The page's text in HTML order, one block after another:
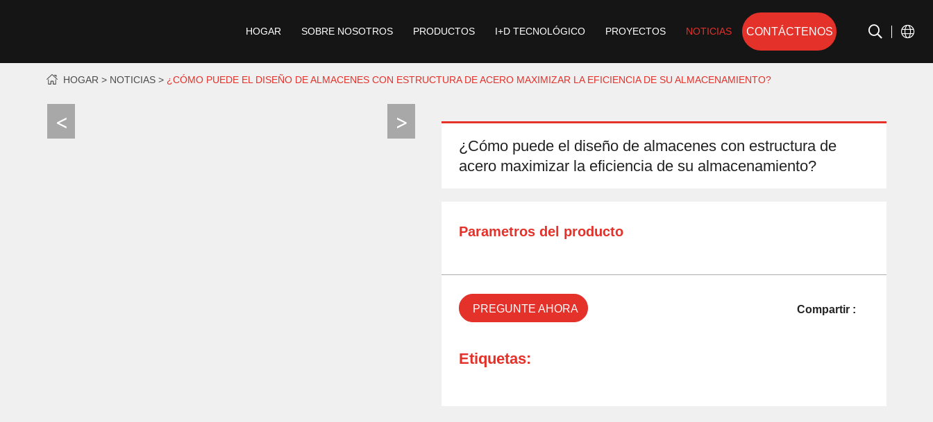
HOGAR SOBRE NOSOTROS PRODUCTOS I+D TECNOLÓGICO PROYECTOS NOTICIAS CONTÁCTENOS
HOGAR NOTICIAS ¿CÓMO PUEDE EL DISEÑO DE ALMACENES CON ESTRUCTURA DE ACERO MAXIMIZAR LA EFICIENCIA DE SU ALMACENAMIENTO?
¿Cómo puede el diseño de almacenes con estructura de
acero maximizar la eficiencia de su almacenamiento?
Parametros del producto
PREGUNTE AHORA Compartir :
Etiquetas: